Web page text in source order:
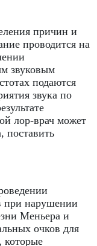
причин и
проводится на
звуковым
подаются
звука по
лор-врач может
поставить
при нарушении
Меньера и
очков для
которые